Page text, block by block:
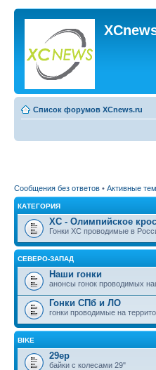
Список форумов XCnews.ru
Сообщения без ответов • Активные
КАТЕГОРИЯ
XC - Олимпийское
Гонки XC проводимые в
СЕВЕРО-ЗАПАД
Наши гонки
анонсы гонок проводимых
Гонки СПб и ЛО
гонки проводимые на
BIKE
29ер
байки с колесами 29"